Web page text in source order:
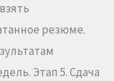
резюме.
Этап 5. Сдача